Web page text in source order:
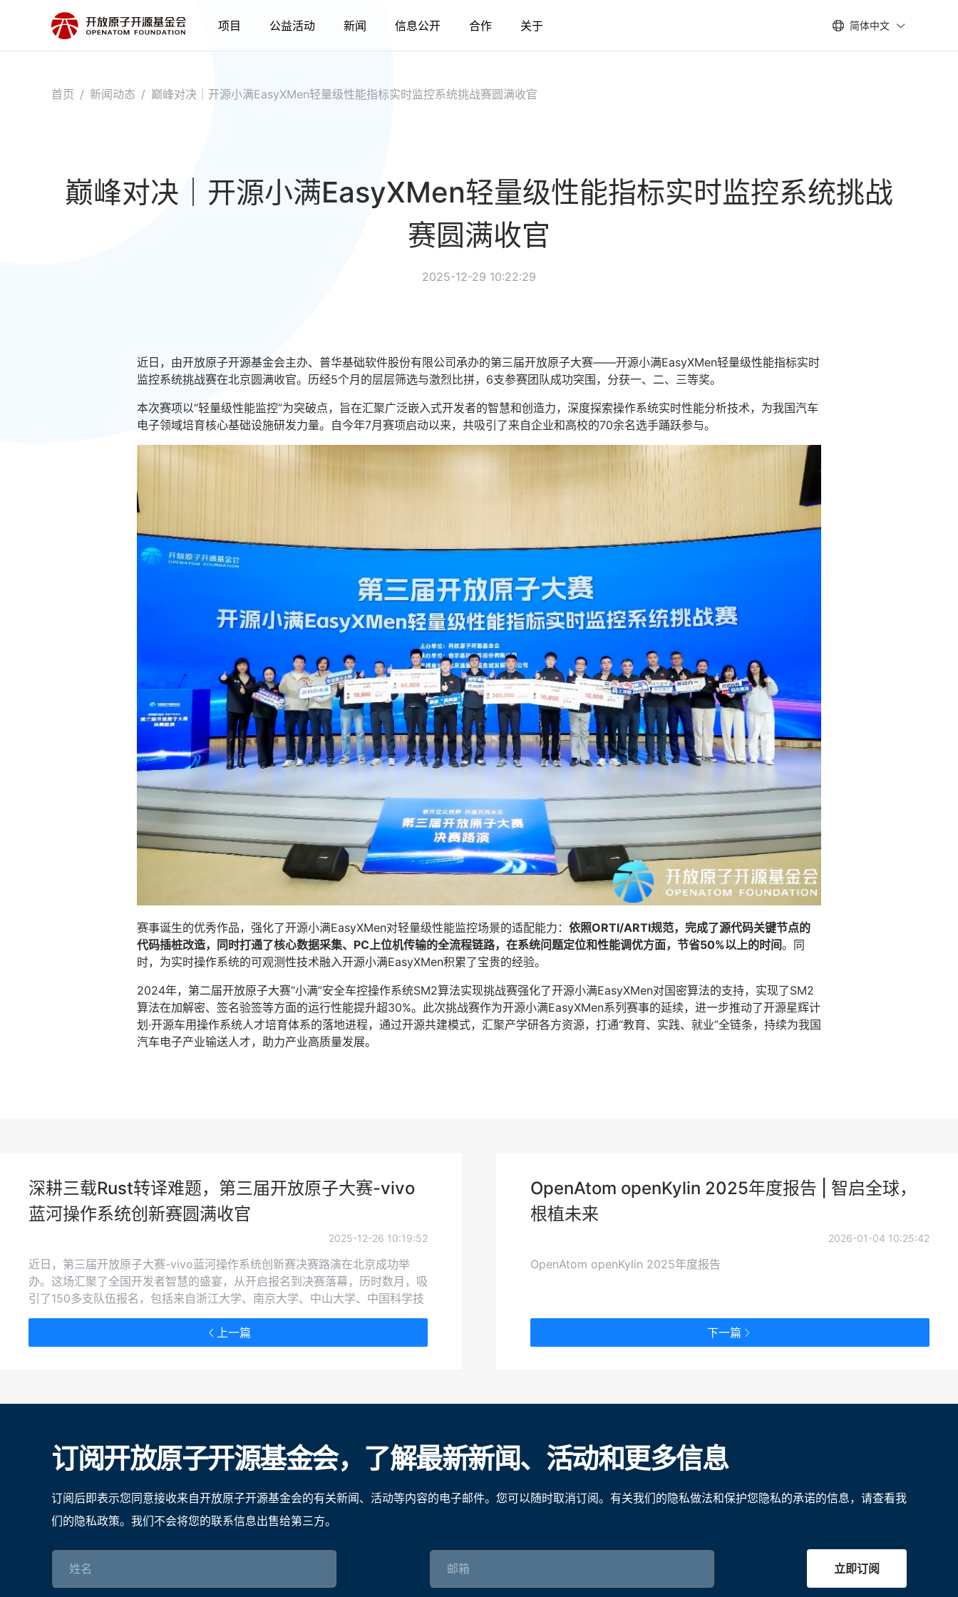
项目 公益活动 新闻 信息公开 合作 关于 简体中文
首页 / 新闻动态 / 巅峰对决｜开源小满EasyXMen轻量级性能指标实时监控系统挑战赛圆满收官
巅峰对决｜开源小满EasyXMen轻量级性能指标实时监控系统挑战
赛圆满收官
2025-12-29 10:22:29
近日，由开放原子开源基金会主办、普华基础软件股份有限公司承办的第三届开放原子大赛——开源小满EasyXMen轻量级性能指标实时
监控系统挑战赛在北京圆满收官。历经5个月的层层筛选与激烈比拼，6支参赛团队成功突围，分获一、二、三等奖。
本次赛项以“轻量级性能监控”为突破点，旨在汇聚广泛嵌入式开发者的智慧和创造力，深度探索操作系统实时性能分析技术，为我国汽车
电子领域培育核心基础设施研发力量。自今年7月赛项启动以来，共吸引了来自企业和高校的70余名选手踊跃参与。
赛事诞生的优秀作品，强化了开源小满EasyXMen对轻量级性能监控场景的适配能力： 依照ORTI/ARTI规范，完成了源代码关键节点的
代码插桩改造，同时打通了核心数据采集、PC上位机传输的全流程链路，在系统问题定位和性能调优方面，节省50%以上的时间。同
时，为实时操作系统的可观测性技术融入开源小满EasyXMen积累了宝贵的经验。
2024年，第二届开放原子大赛“小满”安全车控操作系统SM2算法实现挑战赛强化了开源小满EasyXMen对国密算法的支持，实现了SM2
算法在加解密、签名验签等方面的运行性能提升超30%。此次挑战赛作为开源小满EasyXMen系列赛事的延续，进一步推动了开源星辉计
划·开源车用操作系统人才培育体系的落地进程，通过开源共建模式，汇聚产学研各方资源，打通“教育、实践、就业”全链条，持续为我国
汽车电子产业输送人才，助力产业高质量发展。
深耕三载Rust转译难题，第三届开放原子大赛-vivo
蓝河操作系统创新赛圆满收官
2025-12-26 10:19:52
近日，第三届开放原子大赛-vivo蓝河操作系统创新赛决赛路演在北京成功举
办。这场汇聚了全国开发者智慧的盛宴，从开启报名到决赛落幕，历时数月，吸
引了150多支队伍报名，包括来自浙江大学、南京大学、中山大学、中国科学技
术大学等全国50多所高校的学子，以及多家企业开发者踊跃参与，作品深度与
上一篇
OpenAtom openKylin 2025年度报告 | 智启全球，
根植未来
2026-01-04 10:25:42
OpenAtom openKylin 2025年度报告
下一篇
订阅开放原子开源基金会，了解最新新闻、活动和更多信息
订阅后即表示您同意接收来自开放原子开源基金会的有关新闻、活动等内容的电子邮件。您可以随时取消订阅。有关我们的隐私做法和保护您隐私的承诺的信息，请查看我
们的隐私政策。我们不会将您的联系信息出售给第三方。
立即订阅